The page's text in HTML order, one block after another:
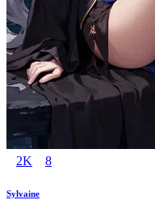
2K 8
Sylvaine